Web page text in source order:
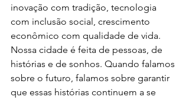
inovação com tradição, tecnologia
com inclusão social, crescimento
econômico com qualidade de vida.
Nossa cidade é feita de pessoas, de
histórias e de sonhos. Quando falamos
sobre o futuro, falamos sobre garantir
que essas histórias continuem a se